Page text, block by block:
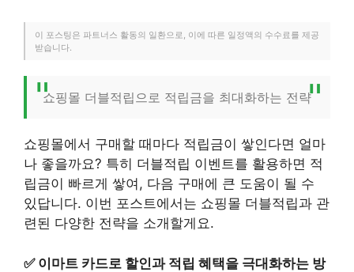
이 포스팅은 파트너스 활동의 일환으로, 이에 따른 일정액의 수수료를 제공
받습니다.
쇼핑몰 더블적립으로 적립금을 최대화하는 전략
쇼핑몰에서 구매할 때마다 적립금이 쌓인다면 얼마
나 좋을까요? 특히 더블적립 이벤트를 활용하면 적
립금이 빠르게 쌓여, 다음 구매에 큰 도움이 될 수
있답니다. 이번 포스트에서는 쇼핑몰 더블적립과 관
련된 다양한 전략을 소개할게요.
✅ 이마트 카드로 할인과 적립 혜택을 극대화하는 방